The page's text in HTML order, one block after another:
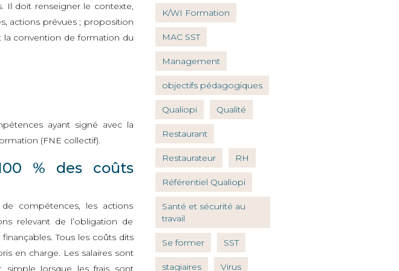
Il doit renseigner le contexte,
actions prévues ; proposition
la convention de formation du
ayant signé avec la
(FNE collectif).
% des coûts
compétences, les actions
relevant de l’obligation de
Tous les coûts dits
en charge. Les salaires sont
simple lorsque les frais sont
K/WI Formation
MAC SST
Management
objectifs pédagogiques
Qualiopi Qualité
Restaurant
Restaurateur RH
Référentiel Qualiopi
Santé et sécurité au
travail
Se former SST
stagiaires Virus